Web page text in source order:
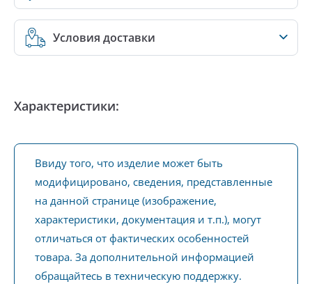
Условия доставки
Характеристики:
Ввиду того, что изделие может быть
модифицировано, сведения, представленные
на данной странице (изображение,
характеристики, документация и т.п.), могут
отличаться от фактических особенностей
товара. За дополнительной информацией
обращайтесь в техническую поддержку.